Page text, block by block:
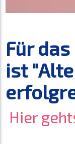
Für
ist
Hier